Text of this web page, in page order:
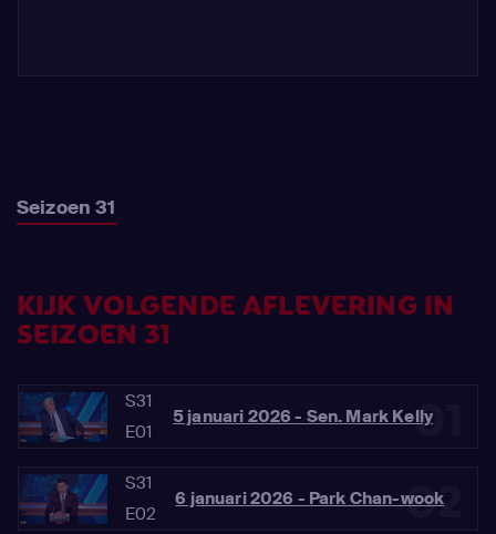
Seizoen 31
KIJK VOLGENDE AFLEVERING IN
SEIZOEN 31
01
S31
E01
5 januari 2026 - Sen. Mark Kelly
02
S31
E02
6 januari 2026 - Park Chan-wook